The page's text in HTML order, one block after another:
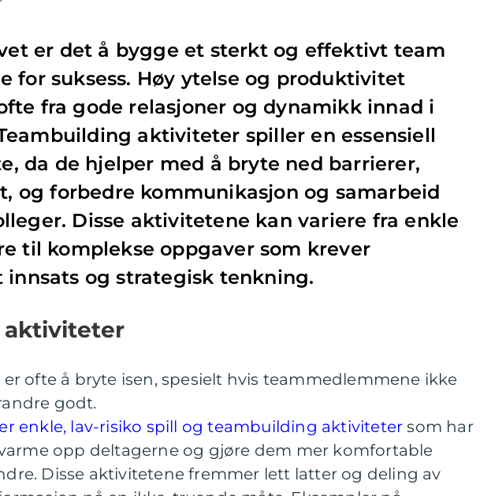
er det å bygge et sterkt og effektivt team
for suksess. Høy ytelse og produktivitet
fra gode relasjoner og dynamikk innad i
aktiviteter spiller en essensiell
da de hjelper med å bryte ned barrierer,
og forbedre kommunikasjon og samarbeid
Disse aktivitetene kan variere fra enkle
til komplekse oppgaver som krever
innsats og strategisk tenkning.
aktiviteter
ofte å bryte isen, spesielt hvis teammedlemmene ikke
godt.
enkle, lav-risiko spill og teambuilding aktiviteter som har
opp deltagerne og gjøre dem mer komfortable
Disse aktivitetene fremmer lett latter og deling av